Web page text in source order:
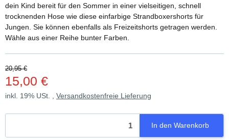
dein Kind bereit für den Sommer in einer vielseitigen, schnell
trocknenden Hose wie diese einfarbige Strandboxershorts für
Jungen. Sie können ebenfalls als Freizeitshorts getragen werden.
Wähle aus einer Reihe bunter Farben.
20,95 €
15,00 €
inkl. 19% USt. , Versandkostenfreie Lieferung
In den Warenkorb